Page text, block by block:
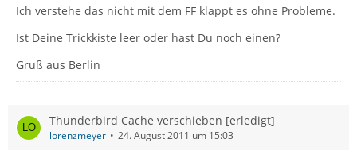
Ich verstehe das nicht mit dem FF klappt es ohne Probleme.
Ist Deine Trickkiste leer oder hast Du noch einen?
Gruß aus Berlin
Thunderbird Cache verschieben [erledigt]
lorenzmeyer 24. August 2011 um 15:03